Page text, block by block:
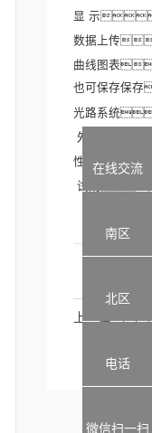
显 示
数据上传
曲线图表
也可保存保
光路系统
外观
性价比
试剂：
上一篇
在线交流
南区
北区
电话
微信扫一扫